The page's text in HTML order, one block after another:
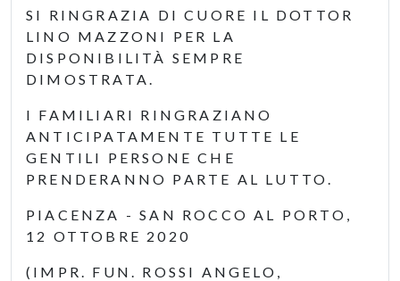
SI RINGRAZIA DI CUORE IL DOTTOR
LINO MAZZONI PER LA
DISPONIBILITÀ SEMPRE
DIMOSTRATA.
I FAMILIARI RINGRAZIANO
ANTICIPATAMENTE TUTTE LE
GENTILI PERSONE CHE
PRENDERANNO PARTE AL LUTTO.
PIACENZA - SAN ROCCO AL PORTO,
12 OTTOBRE 2020
(IMPR. FUN. ROSSI ANGELO,